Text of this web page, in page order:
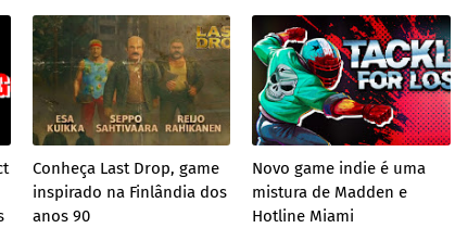
Conheça Last Drop, game
inspirado na Finlândia dos
anos 90
Novo game indie é uma
mistura de Madden e
Hotline Miami